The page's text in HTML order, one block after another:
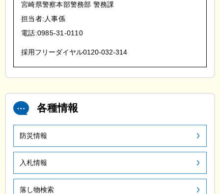
宮崎県警察本部警務部 警務課
担当者:人事係
電話:0985-31-0110
採用フリーダイヤル0120-032-314
各種情報
防災情報
入札情報
落し物検索